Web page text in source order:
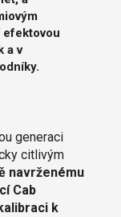
efektovou
a v
generaci
citlivým
navrženému
Cab
k